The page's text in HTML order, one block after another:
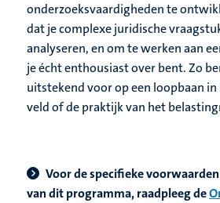
onderzoeksvaardigheden te
dat je complexe juridische
analyseren, en om te werken aan
je écht enthousiast over bent. Zo
uitstekend voor op een loopbaan in
veld of de praktijk van het
Voor de specifieke
van dit programma, raadpleeg de